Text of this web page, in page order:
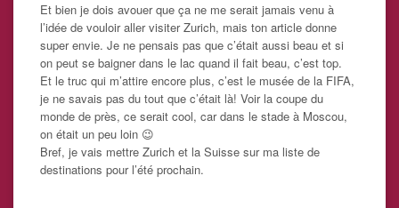
Et bien je dois avouer que ça ne me serait jamais venu à
l’idée de vouloir aller visiter Zurich, mais ton article donne
super envie. Je ne pensais pas que c’était aussi beau et si
on peut se baigner dans le lac quand il fait beau, c’est top.
Et le truc qui m’attire encore plus, c’est le musée de la FIFA,
je ne savais pas du tout que c’était là! Voir la coupe du
monde de près, ce serait cool, car dans le stade à Moscou,
on était un peu loin 😉
Bref, je vais mettre Zurich et la Suisse sur ma liste de
destinations pour l’été prochain.